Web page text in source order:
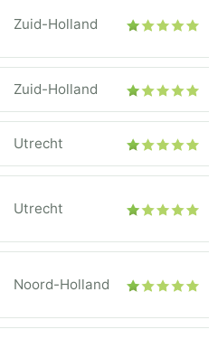
Zuid-Holland
Zuid-Holland
Utrecht
Utrecht
Noord-Holland